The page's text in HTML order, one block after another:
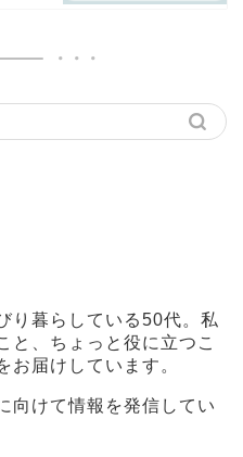
り暮らしている50代。私
と、ちょっと役に立つこ
お届けしています。
向けて情報を発信してい